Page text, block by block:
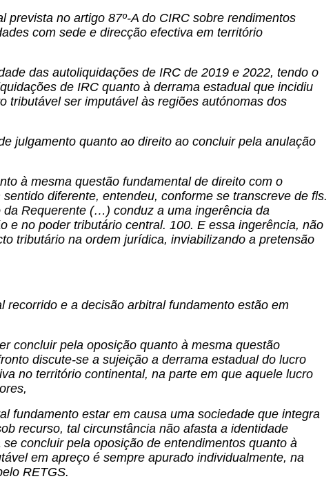
no artigo 87º-A do CIRC sobre rendimentos
com sede e direcção efectiva em território
das autoliquidações de IRC de 2019 e 2022, tendo o
de IRC quanto à derrama estadual que incidiu
tributável ser imputável às regiões autónomas dos
julgamento quanto ao direito ao concluir pela anulação
à mesma questão fundamental de direito com o
diferente, entendeu, conforme se transcreve de fls.
Requerente (…) conduz a uma ingerência da
e no poder tributário central. 100. E essa ingerência, não
tributário na ordem jurídica, inviabilizando a pretensão
e a decisão arbitral fundamento estão em
concluir pela oposição quanto à mesma questão
discute-se a sujeição a derrama estadual do lucro
no território continental, na parte em que aquele lucro
fundamento estar em causa uma sociedade que integra
recurso, tal circunstância não afasta a identidade
concluir pela oposição de entendimentos quanto à
em apreço é sempre apurado individualmente, na
RETGS.